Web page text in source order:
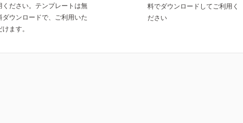
料でダウンロードしてご利用く
ださい
ください。テンプレートは無
ダウンロードで、ご利用いた
けます。